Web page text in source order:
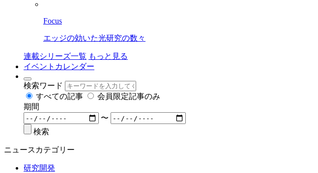
Focus
エッジの効いた光研究の数々
連載シリーズ一覧 もっと見る
イベントカレンダー
検索ワード
すべての記事
会員限定記事のみ
期間
〜
検索
ニュースカテゴリー
研究開発